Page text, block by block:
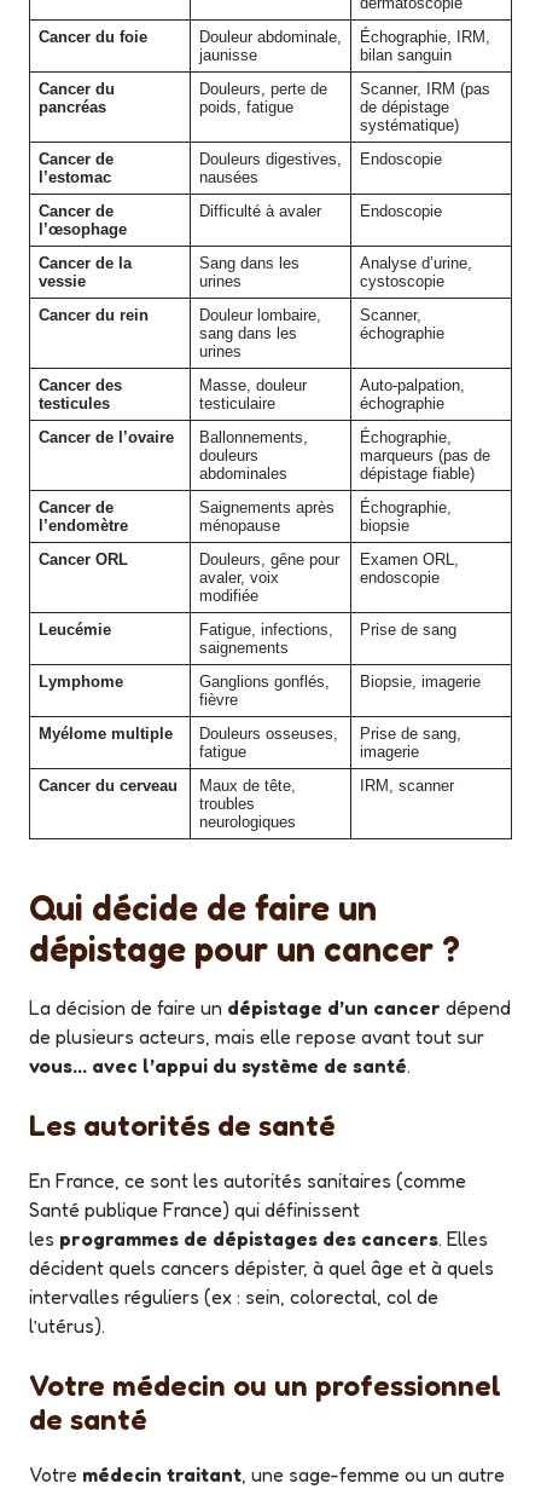
Cancer du foie
Douleur abdominale,
jaunisse
Échographie, IRM,
bilan sanguin
Cancer du
pancréas
Douleurs, perte de
poids, fatigue
Scanner, IRM (pas
de dépistage
systématique)
Cancer de
l’estomac
Douleurs digestives,
nausées
Endoscopie
Cancer de
l’œsophage
Difficulté à avaler Endoscopie
Cancer de la
vessie
Sang dans les
urines
Analyse d’urine,
cystoscopie
Cancer du rein
Douleur lombaire,
sang dans les
urines
Scanner,
échographie
Cancer des
testicules
Masse, douleur
testiculaire
Auto-palpation,
échographie
Cancer de l’ovaire
Ballonnements,
douleurs
abdominales
Échographie,
marqueurs (pas de
dépistage fiable)
Cancer de
l’endomètre
Saignements après
ménopause
Échographie,
biopsie
Cancer ORL
Douleurs, gêne pour
avaler, voix
modifiée
Examen ORL,
endoscopie
Leucémie
Fatigue, infections,
saignements
Prise de sang
Lymphome
Ganglions gonflés,
fièvre
Biopsie, imagerie
Myélome multiple
Douleurs osseuses,
fatigue
Prise de sang,
imagerie
Cancer du cerveau
Maux de tête,
troubles
neurologiques
IRM, scanner
Qui décide de faire un
dépistage pour un cancer ?
La décision de faire un dépistage d’un cancer dépend
de plusieurs acteurs, mais elle repose avant tout sur
vous… avec l’appui du système de santé.
Les autorités de santé
En France, ce sont les autorités sanitaires (comme
Santé publique France) qui définissent
les programmes de dépistages des cancers. Elles
décident quels cancers dépister, à quel âge et à quels
intervalles réguliers (ex : sein, colorectal, col de
l’utérus).
Votre médecin ou un professionnel
de santé
Votre médecin traitant, une sage-femme ou un autre